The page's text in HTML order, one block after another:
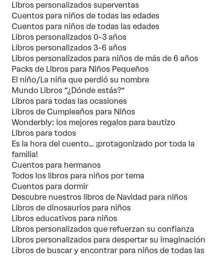
Libros personalizados superventas
Cuentos para niños de todas las edades
Cuentos para niños de todas las edades
Libros personalizados 0-3 años
Libros personalizados 3-6 años
Libros personalizados para niños de más de 6 años
Packs de Libros para Niños Pequeños
El niño/La niña que perdió su nombre
Mundo Libros “¿Dónde estás?”
Libros para todas las ocasiones
Libros de Cumpleaños para Niños
Wonderbly: los mejores regalos para bautizo
Libros para todos
Es la hora del cuento… ¡protagonizado por toda la
familia!
Cuentos para hermanos
Todos los libros para niños por tema
Cuentos para dormir
Descubre nuestros libros de Navidad para niños
Libros de dinosaurios para niños
Libros educativos para niños
Libros personalizados que refuerzan su confianza
Libros personalizados para despertar su imaginación
Libros de buscar y encontrar para niños de todas las